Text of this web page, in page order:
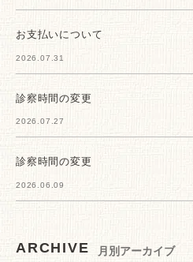
お支払いについて
2026.07.31
診察時間の変更
2026.07.27
診察時間の変更
2026.06.09
ARCHIVE 月別アーカイブ